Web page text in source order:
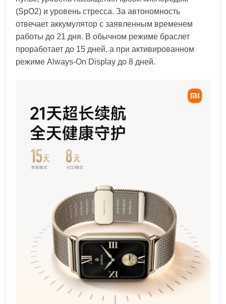
(SpO2) и уровень стресса. За автономность
отвечает аккумулятор с заявленным временем
работы до 21 дня. В обычном режиме браслет
проработает до 15 дней, а при активированном
режиме Always-On Display до 8 дней.